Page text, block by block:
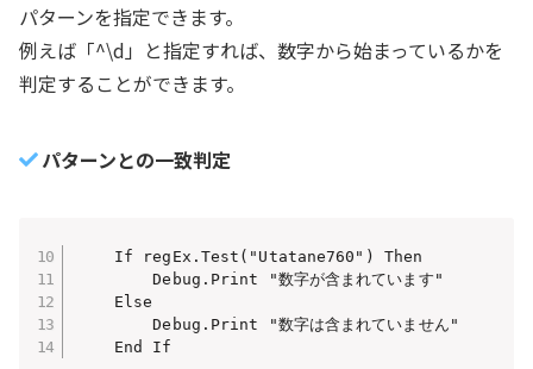
パターンを指定できます。
例えば「^\d」と指定すれば、数字から始まっているかを
判定することができます。
パターンとの一致判定
    If regEx.Test("Utatane760") Then
        Debug.Print "数字が含まれています"
    Else
        Debug.Print "数字は含まれていません"
    End If